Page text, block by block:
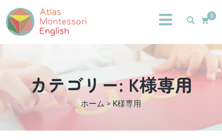
0
カテゴリー:K様専用
ホーム > K様専用